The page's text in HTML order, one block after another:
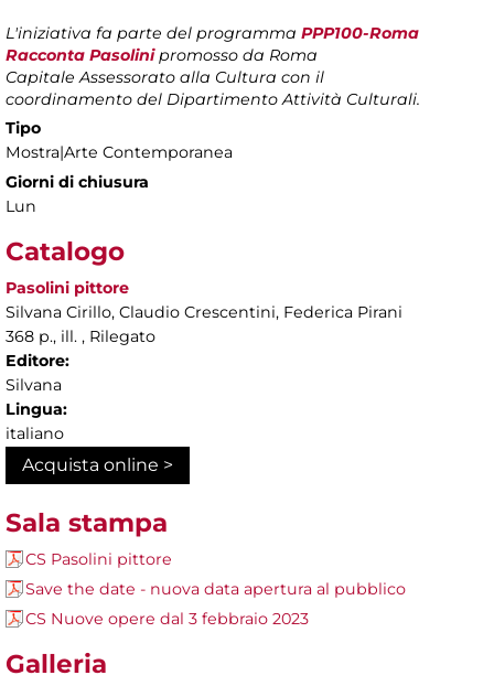
L'iniziativa fa parte del programma PPP100-Roma
Racconta Pasolinipromosso da Roma
CapitaleAssessorato alla Cultura con il
coordinamento del Dipartimento Attività Culturali.
Tipo
Mostra|Arte Contemporanea
Giorni di chiusura
Lun
Catalogo
Pasolini pittore
Silvana Cirillo, Claudio Crescentini, Federica Pirani
368 p., ill. , Rilegato
Editore:
Silvana
Lingua:
italiano
Acquista online >
Sala stampa
CS Pasolini pittore
Save the date - nuova data apertura al pubblico
CS Nuove opere dal 3 febbraio 2023
Galleria